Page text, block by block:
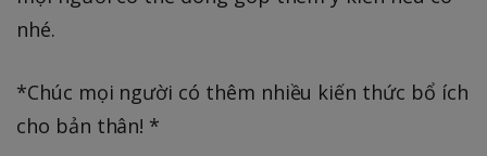
nhé.
*Chúc mọi người có thêm nhiều kiến thức bổ ích
cho bản thân! *